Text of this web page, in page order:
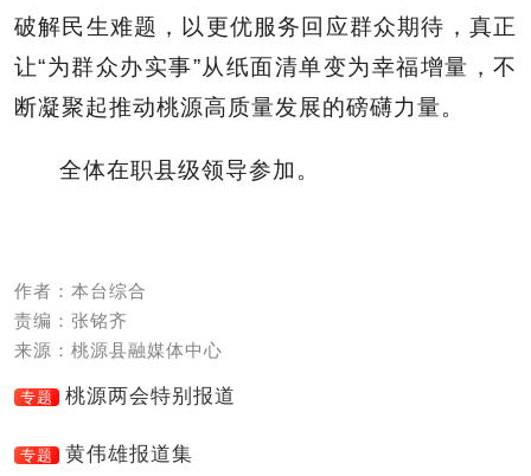
破解民生难题，以更优服务回应群众期待，真正
让“为群众办实事”从纸面清单变为幸福增量，不
断凝聚起推动桃源高质量发展的磅礴力量。
全体在职县级领导参加。
作者：本台综合
责编：张铭齐
来源：桃源县融媒体中心
专题 桃源两会特别报道
专题 黄伟雄报道集